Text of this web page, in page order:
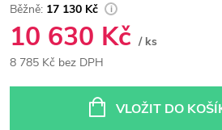
17 130 Kč
10 630 Kč / ks
8 785 Kč bez DPH
VLOŽIT DO